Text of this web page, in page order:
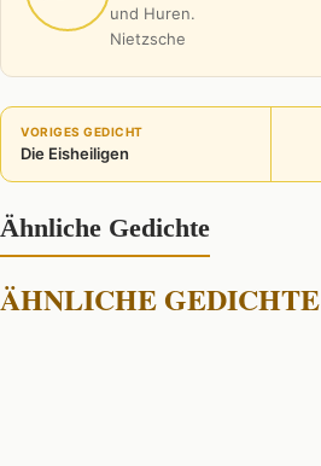
und Huren.
Nietzsche
VORIGES GEDICHT
Die Eisheiligen
Ähnliche Gedichte
ÄHNLICHE GEDICHTE